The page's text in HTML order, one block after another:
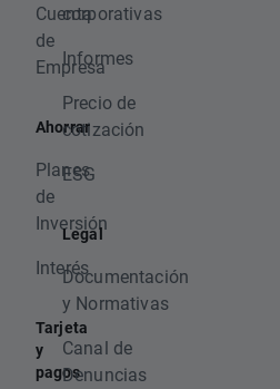
Cuenta
de
Empresa
Ahorrar
Planes
de
Inversión
Interés
Tarjeta
y
pagos
corporativas
Informes
Precio de
cotización
ESG
Legal
Documentación
y Normativas
Canal de
Denuncias